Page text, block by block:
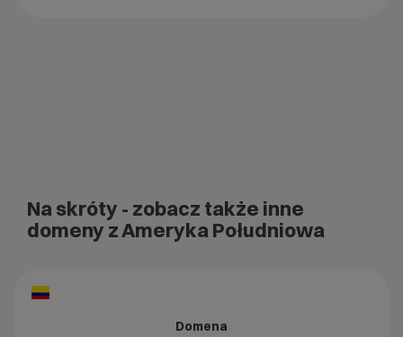
Na skróty - zobacz także inne
domeny z Ameryka Południowa
Domena